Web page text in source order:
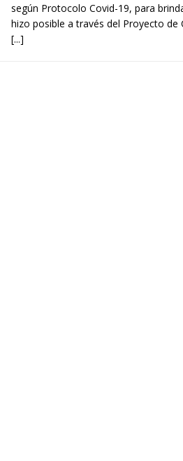
según Protocolo Covid-19, para
hizo posible a través del Proyecto de
[...]